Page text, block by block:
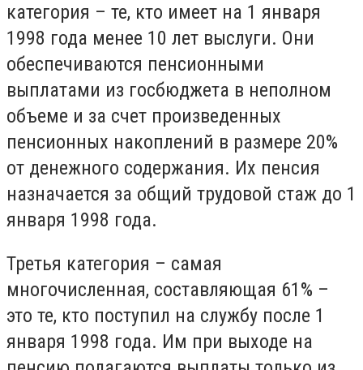
категория – те, кто имеет на 1 января
1998 года менее 10 лет выслуги. Они
обеспечиваются пенсионными
выплатами из госбюджета в неполном
объеме и за счет произведенных
пенсионных накоплений в размере 20%
от денежного содержания. Их пенсия
назначается за общий трудовой стаж до 1
января 1998 года.
Третья категория – самая
многочисленная, составляющая 61% –
это те, кто поступил на службу после 1
января 1998 года. Им при выходе на